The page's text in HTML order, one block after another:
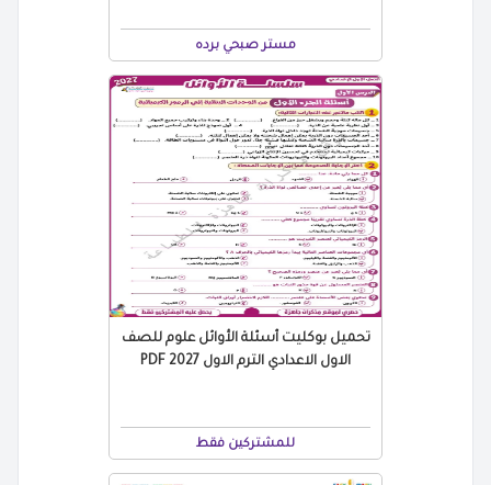
مستر صبحي برده
تحميل بوكليت أسئلة الأوائل علوم للصف
الاول الاعدادي الترم الاول 2027 PDF
للمشتركين فقط